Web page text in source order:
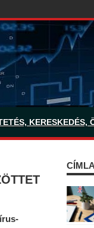
KERESKEDÉS,